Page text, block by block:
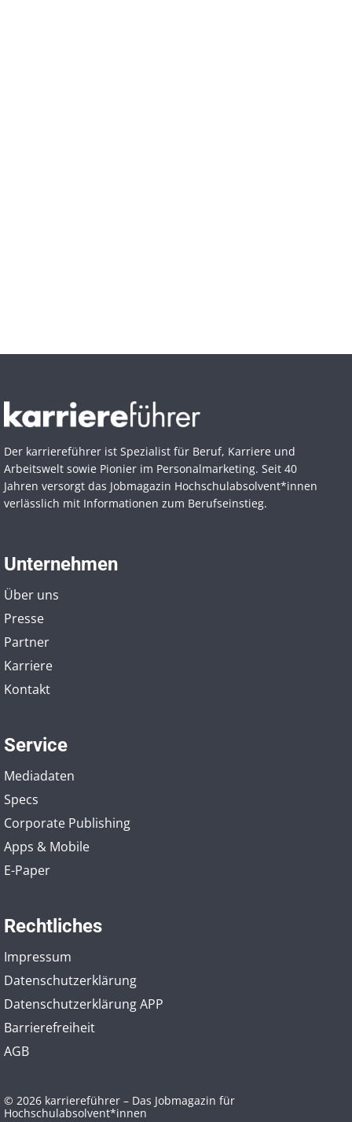
Der karriereführer ist Spezialist für Beruf, Karriere und
Arbeitswelt sowie Pionier im Personal­marketing. Seit 40
Jahren versorgt das Jobmagazin Hochschul­absolvent*innen
verlässlich mit Informationen zum Berufseinstieg.
Unternehmen
Über uns
Presse
Partner
Karriere
Kontakt
Service
Mediadaten
Specs
Corporate Publishing
Apps & Mobile
E-Paper
Rechtliches
Impressum
Datenschutzerklärung
Datenschutzerklärung APP
Barrierefreiheit
AGB
© 2026 karriereführer – Das Jobmagazin für
Hochschulabsolvent*innen